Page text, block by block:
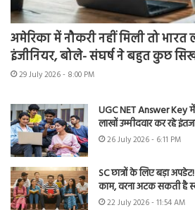
अमेरिका में नौकरी नहीं मिली तो
इंजीनियर, बोले- संघर्ष ने बहुत कुछ
29 July 2026 - 8:00 PM
UGC NET Answer Key
लाखों उम्मीदवार कर रहे
26 July 2026 - 6:11 PM
SC छात्रों के लिए बड़ा
काम, वरना अटक सकती है
22 July 2026 - 11:54 AM